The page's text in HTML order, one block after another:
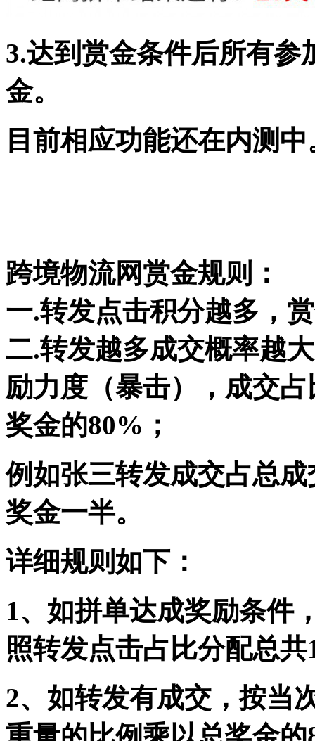
3.达到赏金条件后所有
金。
目前相应功能还在内测
跨境物流网赏金规则：
一.转发点击积分越多，
二.转发越多成交概率越
励力度（暴击），成交
奖金的80%；
例如张三转发成交占总
奖金一半。
详细规则如下：
1、如拼单达成奖励条件
照转发点击占比分配总
2、如转发有成交，按当